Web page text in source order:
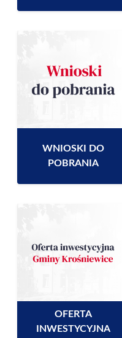
WNIOSKI DO
POBRANIA
OFERTA
INWESTYCYJNA